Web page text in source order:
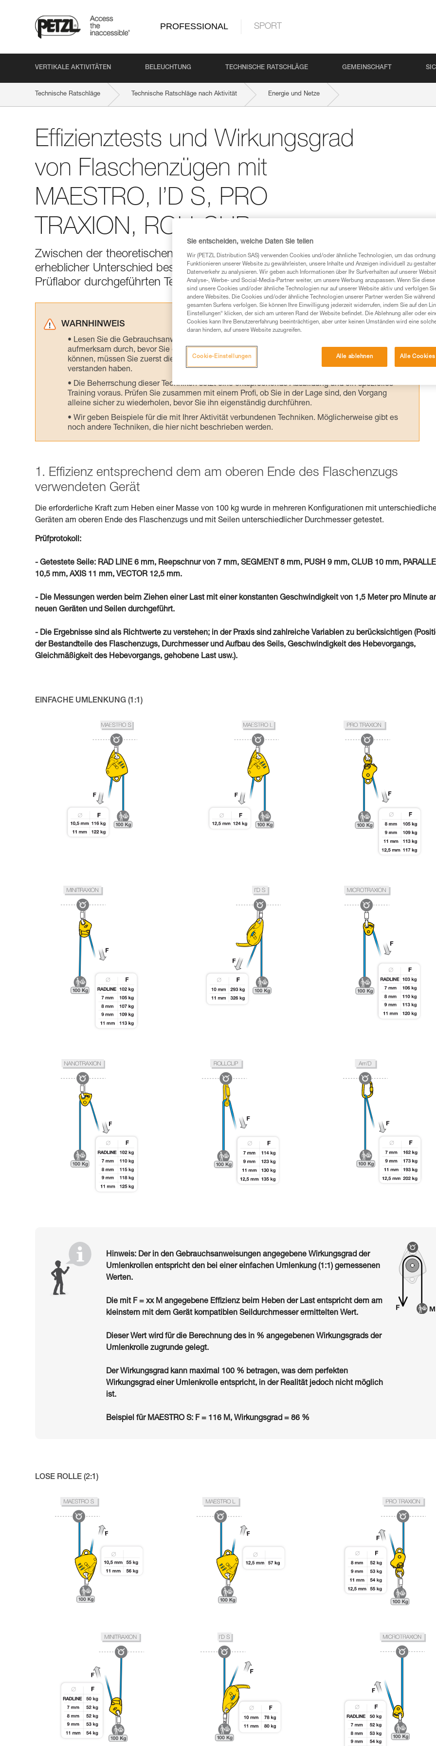
PROFESSIONAL SPORT
VERTIKALE AKTIVITÄTEN BELEUCHTUNG TECHNISCHE RATSCHLÄGE GEMEINSCHAFT
Technische Ratschläge Technische Ratschläge nach Aktivität Energie und Netze
Effizienztests und Wirkungsgrad
von Flaschenzügen mit
MAESTRO, I’D S, PRO
TRAXION, ROLLCLIP usw.
Zwischen der theoretischen Effizienz eines Flaschenzugs und der Realität kann
erheblicher Unterschied bestehen. Hier sind die Ergebnisse der von Petzl im
Prüflabor durchgeführten Tests.
WARNHINWEIS
Lesen Sie die Gebrauchsanweisungen der Produkte, um die es in diesem Tech Tipp geht,
aufmerksam durch, bevor Sie diesen zu Rate ziehen. Um diese Zusatzinformationen verstehen zu
können, müssen Sie zuerst die in der Gebrauchsanweisung enthaltenen Informationen richtig
verstanden haben.
Die Beherrschung dieser Techniken setzt eine entsprechende Ausbildung und ein spezielles
Training voraus. Prüfen Sie zusammen mit einem Profi, ob Sie in der Lage sind, den Vorgang
alleine sicher zu wiederholen, bevor Sie ihn eigenständig durchführen.
Wir geben Beispiele für die mit Ihrer Aktivität verbundenen Techniken. Möglicherweise gibt es
noch andere Techniken, die hier nicht beschrieben werden.
1. Effizienz entsprechend dem am oberen Ende des Flaschenzugs
verwendeten Gerät
Die erforderliche Kraft zum Heben einer Masse von 100 kg wurde in mehreren Konfigurationen mit
Geräten am oberen Ende des Flaschenzugs und mit Seilen unterschiedlicher Durchmesser getestet.
Prüfprotokoll:
- Getestete Seile: RAD LINE 6 mm, Reepschnur von 7 mm, SEGMENT 8 mm, PUSH 9 mm, CLUB 10 mm,
10,5 mm, AXIS 11 mm, VECTOR 12,5 mm.
- Die Messungen werden beim Ziehen einer Last mit einer konstanten Geschwindigkeit von 1,5 Meter pro Minute
neuen Geräten und Seilen durchgeführt.
- Die Ergebnisse sind als Richtwerte zu verstehen; in der Praxis sind zahlreiche Variablen zu berücksichtigen
der Bestandteile des Flaschenzugs, Durchmesser und Aufbau des Seils, Geschwindigkeit des Hebevorgangs,
Gleichmäßigkeit des Hebevorgangs, gehobene Last usw.).
EINFACHE UMLENKUNG (1:1)
Hinweis: Der in den Gebrauchsanweisungen angegebene Wirkungsgrad der
Umlenkrollen entspricht den bei einer einfachen Umlenkung (1:1) gemessenen
Werten.
Die mit F = xx M angegebene Effizienz beim Heben der Last entspricht dem am
kleinstem mit dem Gerät kompatiblen Seildurchmesser ermittelten Wert.
Dieser Wert wird für die Berechnung des in % angegebenen Wirkungsgrads der
Umlenkrolle zugrunde gelegt.
Der Wirkungsgrad kann maximal 100 % betragen, was dem perfekten
Wirkungsgrad einer Umlenkrolle entspricht, in der Realität jedoch nicht möglich
ist.
Beispiel für MAESTRO S: F = 116 M, Wirkungsgrad = 86 %
LOSE ROLLE (2:1)
Sie entscheiden, welche Daten Sie teilen
Wir (PETZL Distribution SAS) verwenden Cookies und/oder ähnliche Technologien, um das
Funktionieren unserer Website zu gewährleisten, unsere Inhalte und Anzeigen individuell zu
Datenverkehr zu analysieren. Wir geben auch Informationen über Ihr Surfverhalten auf unserer
Analyse-, Werbe- und Social-Media-Partner weiter, um unsere Werbung anzupassen. Wenn Sie
sind unsere Cookies und/oder ähnliche Technologien nur auf unserer Website aktiv und verfolgen
andere Websites. Die Cookies und/oder ähnliche Technologien unserer Partner werden Sie während
gesamten Surfens verfolgen. Sie können Ihre Einwilligung jederzeit widerrufen, indem Sie auf den
Einstellungen“ klicken, der sich am unteren Rand der Website befindet. Die Ablehnung aller oder
Cookies kann Ihre Benutzererfahrung beeinträchtigen, aber unter keinen Umständen wird eine
daran hindern, auf unsere Website zuzugreifen.
Alle ablehnen Alle Cookies
Cookie-Einstellungen